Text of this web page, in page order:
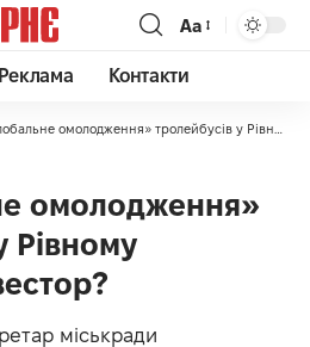
Аа
Реклама Контакти
омолодження» тролейбусів у Рівному заплатить інвестор?
омолодження»
Рівному
міськради